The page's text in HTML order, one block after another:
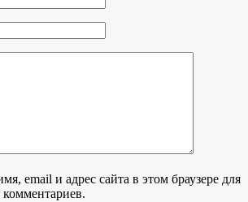
email и адрес сайта в этом браузере для